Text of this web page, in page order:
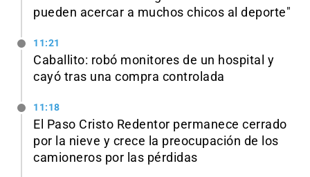
pueden acercar a muchos chicos al deporte"
11:21
Caballito: robó monitores de un hospital y
cayó tras una compra controlada
11:18
El Paso Cristo Redentor permanece cerrado
por la nieve y crece la preocupación de los
camioneros por las pérdidas